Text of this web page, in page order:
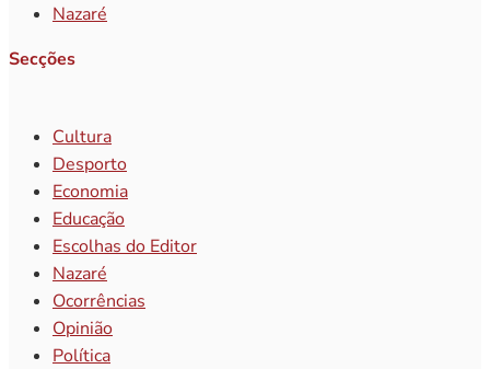
Nazaré
Secções
Cultura
Desporto
Economia
Educação
Escolhas do Editor
Nazaré
Ocorrências
Opinião
Política